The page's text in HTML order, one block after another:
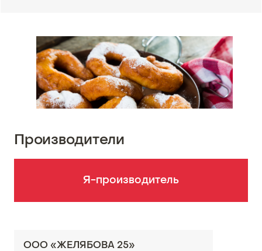
Производители
Я-производитель
ООО «ЖЕЛЯБОВА 25»